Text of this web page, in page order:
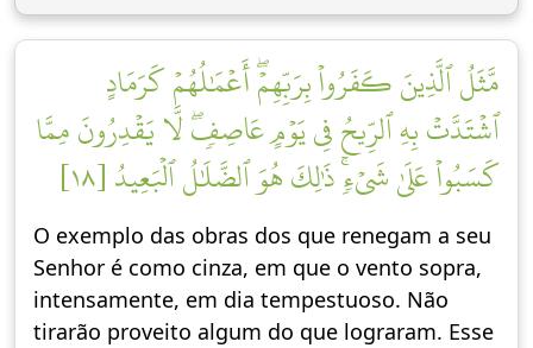
مَّثَلُ ٱلَّذِينَ كَفَرُواْ بِرَبِّهِمۡۖ أَعۡمَٰلُهُمۡ كَرَمَادٍ
ٱشۡتَدَّتۡ بِهِ ٱلرِّيحُ فِي يَوۡمٍ عَاصِفٖۖ لَّا يَقۡدِرُونَ مِمَّا
كَسَبُواْ عَلَىٰ شَيۡءٖۚ ذَٰلِكَ هُوَ ٱلضَّلَٰلُ ٱلۡبَعِيدُ [١٨]
O exemplo das obras dos que renegam a seu
Senhor é como cinza, em que o vento sopra,
intensamente, em dia tempestuoso. Não
tirarão proveito algum do que lograram. Esse